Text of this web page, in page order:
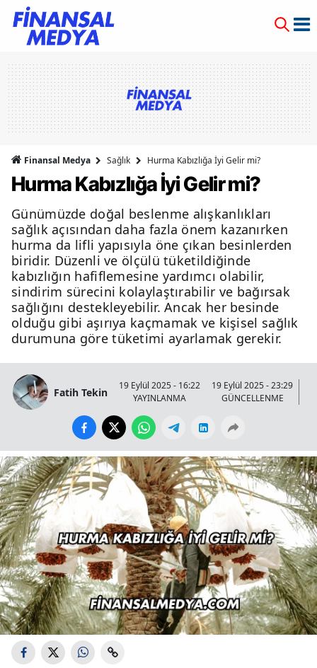
Finansal Medya Sağlık Hurma Kabızlığa İyi Gelir mi?
Hurma Kabızlığa İyi Gelir mi?
Günümüzde doğal beslenme alışkanlıkları
sağlık açısından daha fazla önem kazanırken
hurma da lifli yapısıyla öne çıkan besinlerden
biridir. Düzenli ve ölçülü tüketildiğinde
kabızlığın hafiflemesine yardımcı olabilir,
sindirim sürecini kolaylaştırabilir ve bağırsak
sağlığını destekleyebilir. Ancak her besinde
olduğu gibi aşırıya kaçmamak ve kişisel sağlık
durumuna göre tüketimi ayarlamak gerekir.
Fatih Tekin
19 Eylül 2025 - 16:22
YAYINLANMA
19 Eylül 2025 - 23:29
GÜNCELLENME